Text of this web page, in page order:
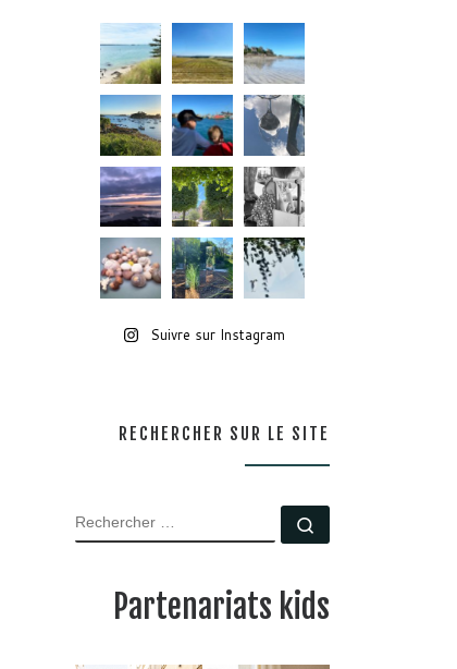
Suivre sur Instagram
RECHERCHER SUR LE SITE
RECHERCHER
Partenariats kids